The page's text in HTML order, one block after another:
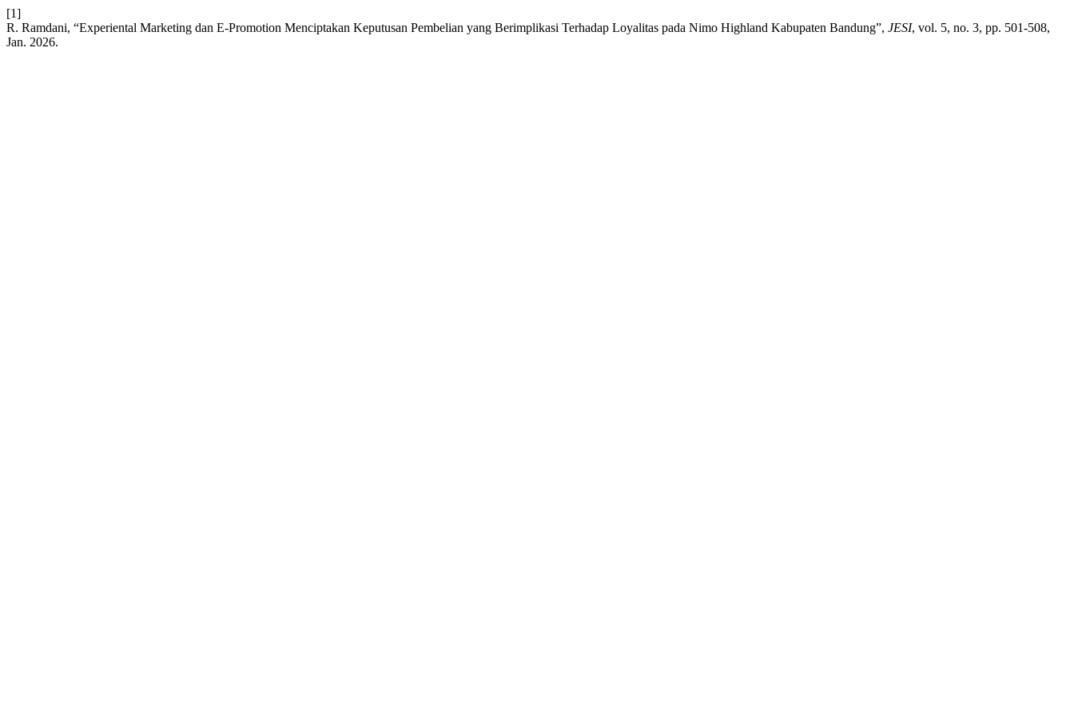
[1]
R. Ramdani, “Experiental Marketing dan E-Promotion Menciptakan Keputusan Pembelian yang Berimplikasi Terhadap Loyalitas pada Nimo Highland Kabupaten Bandung”, JESI, vol. 5, no. 3, pp. 501-508,
Jan. 2026.